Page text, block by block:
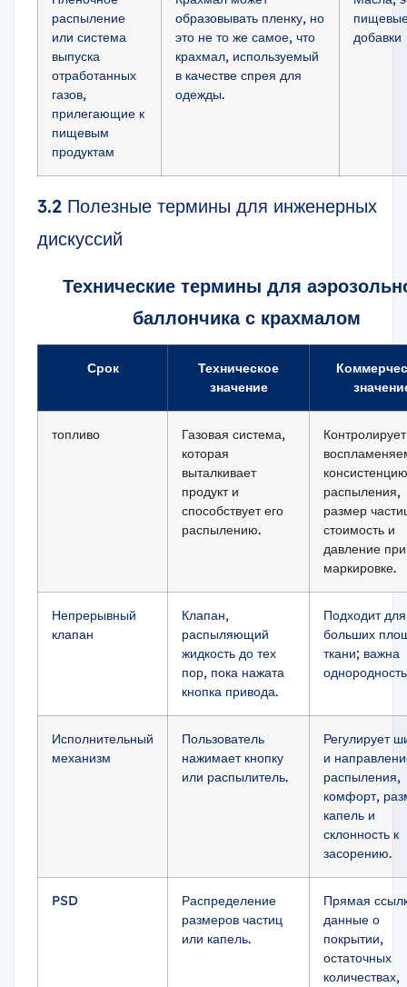
распыление
или система
выпуска
отработанных
газов,
прилегающие к
пищевым
продуктам
образовывать пленку, но
это не то же самое, что
крахмал, используемый
в качестве спрея для
одежды.
добавки
3.2 Полезные термины для инженерных
дискуссий
Технические термины для
баллончика с крахмалом
Срок
Техническое
значение
топливо
Газовая система,
которая
выталкивает
продукт и
способствует его
распылению.
Контролирует
консистенцию
распыления,
размер
стоимость и
давление при
маркировке.
Непрерывный
клапан
Клапан,
распыляющий
жидкость до тех
пор, пока нажата
кнопка привода.
Подходит для
больших
ткани; важна
Исполнительный
механизм
Пользователь
нажимает кнопку
или распылитель.
Регулирует
и
распыления,
комфорт,
капель и
склонность к
засорению.
PSD
Распределение
размеров частиц
или капель.
Прямая
данные о
покрытии,
остаточных
количествах,